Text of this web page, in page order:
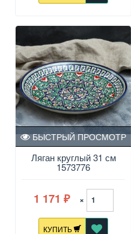
Ляган круглый 31 см
1573776
БЫСТРЫЙ ПРОСМОТР
1 171 ₽ ×
КУПИТЬ